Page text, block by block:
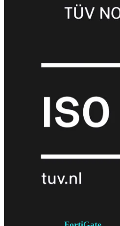
Wi-
Fi
IndoorOutdoor
MIMO
bekijken